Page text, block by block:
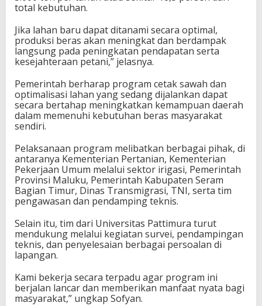
total kebutuhan.
Jika lahan baru dapat ditanami secara optimal,
produksi beras akan meningkat dan berdampak
langsung pada peningkatan pendapatan serta
kesejahteraan petani,” jelasnya.
Pemerintah berharap program cetak sawah dan
optimalisasi lahan yang sedang dijalankan dapat
secara bertahap meningkatkan kemampuan daerah
dalam memenuhi kebutuhan beras masyarakat
sendiri.
Pelaksanaan program melibatkan berbagai pihak, di
antaranya Kementerian Pertanian, Kementerian
Pekerjaan Umum melalui sektor irigasi, Pemerintah
Provinsi Maluku, Pemerintah Kabupaten Seram
Bagian Timur, Dinas Transmigrasi, TNI, serta tim
pengawasan dan pendamping teknis.
Selain itu, tim dari Universitas Pattimura turut
mendukung melalui kegiatan survei, pendampingan
teknis, dan penyelesaian berbagai persoalan di
lapangan.
Kami bekerja secara terpadu agar program ini
berjalan lancar dan memberikan manfaat nyata bagi
masyarakat,” ungkap Sofyan.